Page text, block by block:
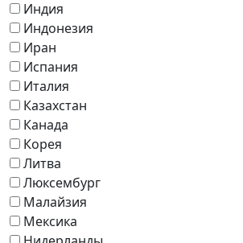
Индия
Индонезия
Иран
Испания
Италия
Казахстан
Канада
Корея
Литва
Люксембург
Малайзия
Мексика